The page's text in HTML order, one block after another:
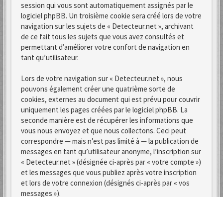
session qui vous sont automatiquement assignés par le
logiciel phpBB. Un troisième cookie sera créé lors de votre
navigation sur les sujets de « Detecteur.net », archivant
de ce fait tous les sujets que vous avez consultés et
permettant d’améliorer votre confort de navigation en
tant qu’utilisateur.
Lors de votre navigation sur « Detecteur.net », nous
pouvons également créer une quatrième sorte de
cookies, externes au document qui est prévu pour couvrir
uniquement les pages créées par le logiciel phpBB. La
seconde manière est de récupérer les informations que
vous nous envoyez et que nous collectons. Ceci peut
correspondre — mais n’est pas limité à — la publication de
messages en tant qu’utilisateur anonyme, l’inscription sur
« Detecteur.net » (désignée ci-après par « votre compte »)
et les messages que vous publiez après votre inscription
et lors de votre connexion (désignés ci-après par « vos
messages »).